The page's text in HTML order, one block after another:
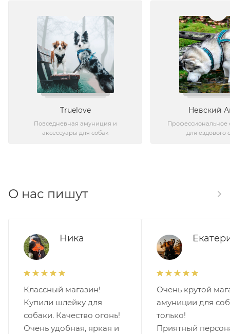
Truelove
Повседневная амуниция и
аксессуары для собак
Невский
Профессиональное
для ездового
О нас пишут
Ника
Классный магазин!
Купили шлейку для
собаки. Качество огонь!
Очень удобная, яркая и
Очень крутой
амуниции для
только!
Приятный